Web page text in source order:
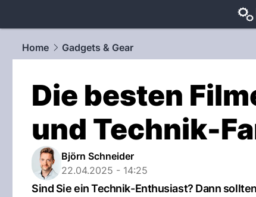
Home
Gadgets & Gear
Die besten
und Technik-
Björn Schneider
22.04.2025 - 14:25
Sind Sie ein Technik-Enthusiast? Dann